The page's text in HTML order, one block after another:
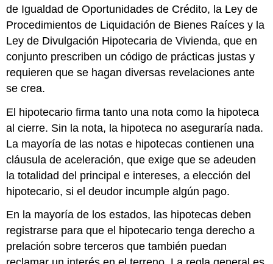
de Igualdad de Oportunidades de Crédito, la Ley de
Procedimientos de Liquidación de Bienes Raíces y la
Ley de Divulgación Hipotecaria de Vivienda, que en
conjunto prescriben un código de prácticas justas y
requieren que se hagan diversas revelaciones ante
se crea.
El hipotecario firma tanto una nota como la hipoteca
al cierre. Sin la nota, la hipoteca no aseguraría nada.
La mayoría de las notas e hipotecas contienen una
cláusula de aceleración, que exige que se adeuden
la totalidad del principal e intereses, a elección del
hipotecario, si el deudor incumple algún pago.
En la mayoría de los estados, las hipotecas deben
registrarse para que el hipotecario tenga derecho a
prelación sobre terceros que también puedan